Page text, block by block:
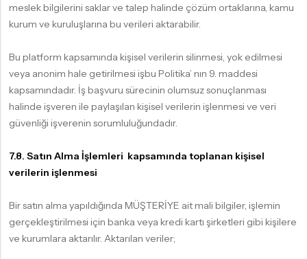
meslek bilgilerini saklar ve talep halinde çözüm ortaklarına, kamu
kurum ve kuruluşlarına bu verileri aktarabilir.
Bu platform kapsamında kişisel verilerin silinmesi, yok edilmesi
veya anonim hale getirilmesi işbu Politika’ nın 9. maddesi
kapsamındadır. İş başvuru sürecinin olumsuz sonuçlanması
halinde işveren ile paylaşılan kişisel verilerin işlenmesi ve veri
güvenliği işverenin sorumluluğundadır.
7.8. Satın Alma İşlemleri kapsamında toplanan kişisel
verilerin işlenmesi
Bir satın alma yapıldığında MÜŞTERİYE ait mali bilgiler, işlemin
gerçekleştirilmesi için banka veya kredi kartı şirketleri gibi kişilere
ve kurumlara aktarılır. Aktarılan veriler;